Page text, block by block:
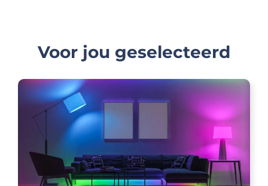
Voor jou geselecteerd